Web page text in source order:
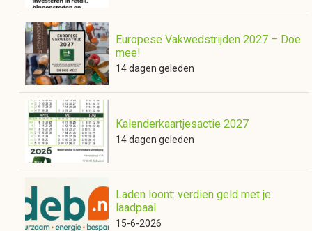
Europese Vakwedstrijden 2027 – Doe
mee!
14 dagen geleden
Kalenderkaartjesactie 2027
14 dagen geleden
Laden loont: verdien geld met je
laadpaal
15-6-2026